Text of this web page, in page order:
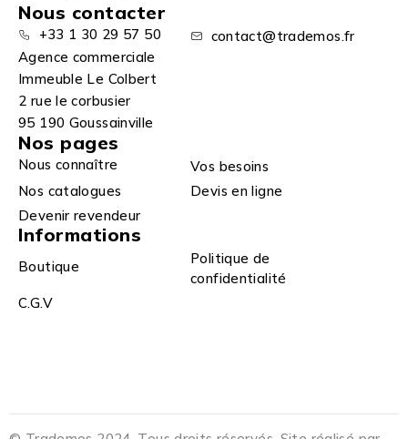
Nous contacter
+33 1 30 29 57 50
contact@trademos.fr
Agence commerciale
Immeuble Le Colbert
2 rue le corbusier
95 190 Goussainville
Nos pages
Nous connaître
Vos besoins
Nos catalogues
Devis en ligne
Devenir revendeur
Informations
Boutique
Politique de
confidentialité
C.G.V